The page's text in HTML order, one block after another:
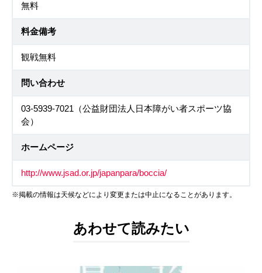
無料
料金備考
観戦無料
問い合わせ
03-5939-7021（公益財団法人日本障がい者スポーツ協
会）
ホームページ
http://www.jsad.or.jp/japanpara/boccia/
※掲載の情報は天候などにより変更または中止になることがあります。
あわせて読みたい